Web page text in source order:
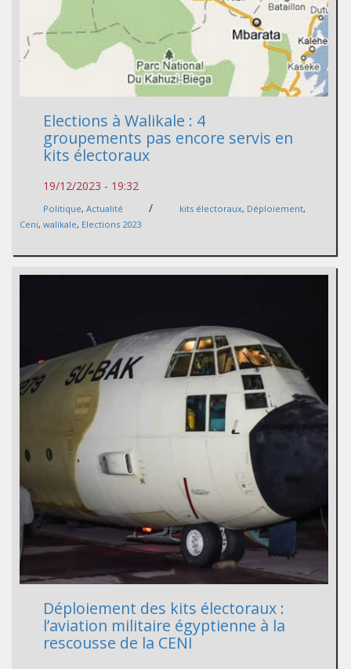
Elections à Walikale : 4
groupements pas encore servis en
kits électoraux
19/12/2023 - 19:32
Politique, Actualité / kits électoraux, Déploiement,
Ceni, walikale, Elections 2023
Déploiement des kits électoraux :
l’aviation militaire égyptienne à la
rescousse de la CENI